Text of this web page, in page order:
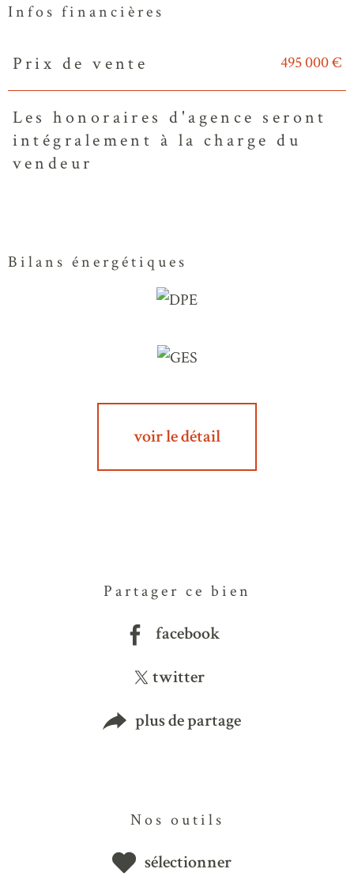
Infos financières
Caractéristiques Valeurs
Prix de vente 495 000 €
Les honoraires d'agence seront
intégralement à la charge du
vendeur
Bilans énergétiques
voir le détail
Partager ce bien
facebook
twitter
plus de partage
Nos outils
sélectionner